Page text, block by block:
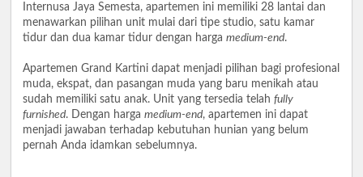
Internusa Jaya Semesta, apartemen ini memiliki 28 lantai dan
menawarkan pilihan unit mulai dari tipe studio, satu kamar
tidur dan dua kamar tidur dengan harga medium-end.
Apartemen Grand Kartini dapat menjadi pilihan bagi profesional
muda, ekspat, dan pasangan muda yang baru menikah atau
sudah memiliki satu anak. Unit yang tersedia telah fully
furnished. Dengan harga medium-end, apartemen ini dapat
menjadi jawaban terhadap kebutuhan hunian yang belum
pernah Anda idamkan sebelumnya.